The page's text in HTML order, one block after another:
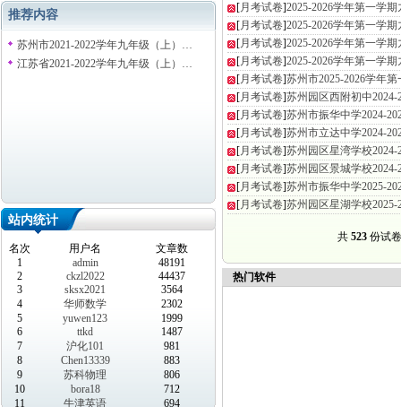
推荐内容
苏州市2021-2022学年九年级（上）…
江苏省2021-2022学年九年级（上）…
站内统计
名次 用户名
文章数
1
admin
48191
2
ckzl2022
44437
3
sksx2021
3564
4
华师数学
2302
5
yuwen123
1999
6
ttkd
1487
7
沪化101
981
8
Chen13339
883
9
苏科物理
806
10
bora18
712
11
牛津英语
694
[月考试卷]2025-2026学年第一学
[月考试卷]2025-2026学年第一学
[月考试卷]2025-2026学年第一学
[月考试卷]2025-2026学年第一学
[月考试卷]苏州市2025-2026学年
[月考试卷]苏州园区西附初中
[月考试卷]苏州市振华中学2024-
[月考试卷]苏州市立达中学2024-
[月考试卷]苏州园区星湾学校
[月考试卷]苏州园区景城学校
[月考试卷]苏州市振华中学2025-
[月考试卷]苏州园区星湖学校
共 523份试
热门软件